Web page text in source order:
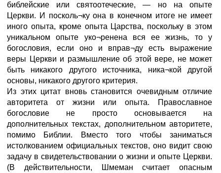
библейские или святоотеческие, — но на опыте
Церкви. И посколь¬ку она в конечном итоге не имеет
иного опыта, кроме опыта Царства, поскольку в этом
уникальном опыте уко¬ренена вся ее жизнь, то у
богословия, если оно и вправ¬ду есть выражение
веры Церкви и размышление об этой вере, не может
быть никакого другого источника, ника¬кой другой
основы, никакого другого критерия.
Из этих цитат вновь становится очевидным отличие
авторитета от жизни или опыта. Православное
богословие не просто основывается на
дополнительных текстах, дополнительном авторитете,
помимо Библии. Вместо того чтобы заниматься
истолкованием официальных текстов, оно видит свою
задачу в свидетельствовании о жизни и опыте Церкви.
(В действительности, Шмеман считает опасным